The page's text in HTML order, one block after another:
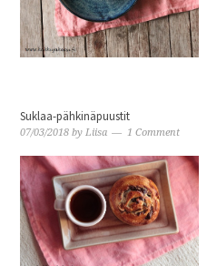
Suklaa-pähkinäpuustit
07/03/2018 byLiisa 1 Comment